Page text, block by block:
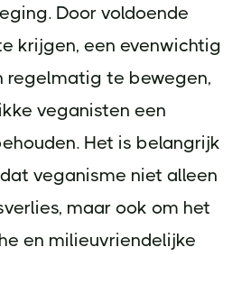
Door voldoende
krijgen, een evenwichtig
regelmatig te bewegen,
veganisten een
Het is belangrijk
veganisme niet alleen
maar ook om het
en milieuvriendelijke